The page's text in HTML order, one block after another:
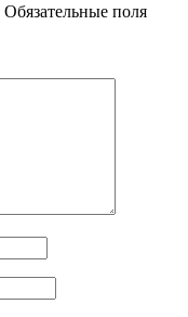
Обязательные поля